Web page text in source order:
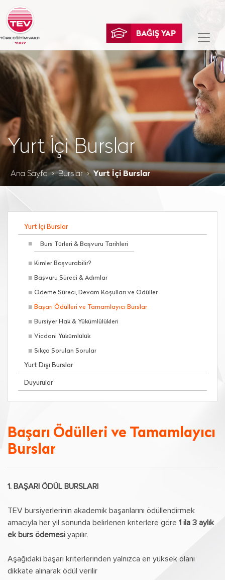
Yurt İçi Burslar
Ana Sayfa Burslar Yurt İçi Burslar
Başarı Ödülleri ve Tamamlayıcı
Burslar
1. BAŞARI ÖDÜL BURSLARI
TEV bursiyerlerinin akademik başarılarını ödüllendirmek
amacıyla her yıl sonunda belirlenen kriterlere göre 1 ila 3 aylık
ek burs ödemesi yapılır.
Aşağıdaki başarı kriterlerinden yalnızca en yüksek olanı
dikkate alınarak ödül verilir
Yurt İçi Burslar
Burs Türleri & Başvuru Tarihleri
Kimler Başvurabilir?
Başvuru Süreci & Adımlar
Ödeme Süreci, Devam Koşulları ve Ödüller
Başarı Ödülleri ve Tamamlayıcı Burslar
Bursiyer Hak & Yükümlülükleri
Vicdani Yükümlülük
Sıkça Sorulan Sorular
Yurt Dışı Burslar
Duyurular